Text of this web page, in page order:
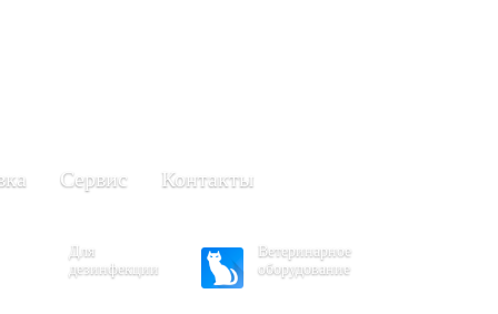
Сервис Контакты
Для
дезинфекции
Ветеринарное
оборудование